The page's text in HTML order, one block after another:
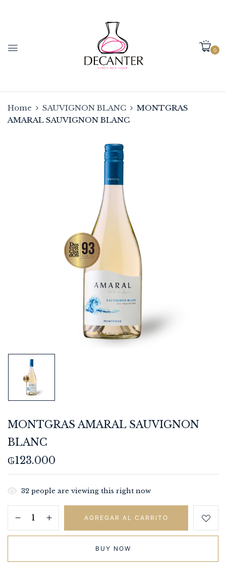
0
Home SAUVIGNON BLANC
MONTGRAS
AMARAL SAUVIGNON BLANC
MONTGRAS AMARAL SAUVIGNON
BLANC
₲123.000
32 people are viewing this right now
AGREGAR AL CARRITO
BUY NOW